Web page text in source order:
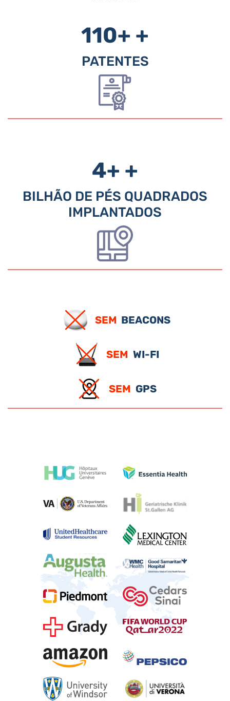
110+ +
PATENTES
4+ +
BILHÃO DE PÉS QUADRADOS
IMPLANTADOS
SEM BEACONS
SEM WI-FI
SEM GPS